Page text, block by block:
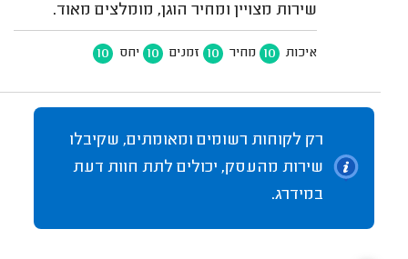
שירות מצויין ומחיר הוגן, מומלצים מאוד.
איכות 10 מחיר 10 זמנים 10 יחס 10
רק לקוחות רשומים ומאומתים, שקיבלו
שירות מהעסק, יכולים לתת חוות דעת
במידרג.